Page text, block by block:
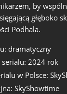
by
głęboko
Podhala.
dramatyczny
2024 rok
w Polsce:
SkyShowtime